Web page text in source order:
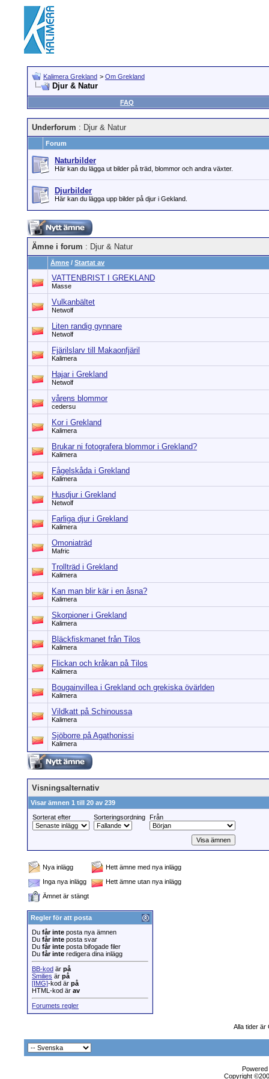
Kalimera Grekland > Om Grekland
Djur & Natur
FAQ
Underforum : Djur & Natur
Forum
Naturbilder
Här kan du lägga ut bilder på träd, blommor och andra växter.
Djurbilder
Här kan du lägga upp bilder på djur i Gekland.
Ämne i forum : Djur & Natur
Ämne / Startat av
VATTENBRIST I GREKLAND
Masse
Vulkanbältet
Netwolf
Liten randig gynnare
Netwolf
Fjärilslarv till Makaonfjäril
Kalimera
Hajar i Grekland
Netwolf
vårens blommor
cedersu
Kor i Grekland
Kalimera
Brukar ni fotografera blommor i Grekland?
Kalimera
Fågelskåda i Grekland
Kalimera
Husdjur i Grekland
Netwolf
Farliga djur i Grekland
Kalimera
Omoniaträd
Mafric
Trollträd i Grekland
Kalimera
Kan man blir kär i en åsna?
Kalimera
Skorpioner i Grekland
Kalimera
Bläckfiskmanet från Tilos
Kalimera
Flickan och kråkan på Tilos
Kalimera
Bougainvillea i Grekland och grekiska övärlden
Kalimera
Vildkatt på Schinoussa
Kalimera
Sjöborre på Agathonissi
Kalimera
Visningsalternativ
Visar ämnen 1 till 20 av 239
Sorterat efter
Sorteringsordning Från
Nya inlägg
Hett ämne med nya inlägg
Inga nya inlägg
Hett ämne utan nya inlägg
Ämnet är stängt
Regler för att posta
Du får inte posta nya ämnen
Du får inte posta svar
Du får inte posta bifogade filer
Du får inte redigera dina inlägg
BB-kod är på
Smilies är på
[IMG]-kod är på
HTML-kod är av
Forumets regler
Alla tider är
Copyright